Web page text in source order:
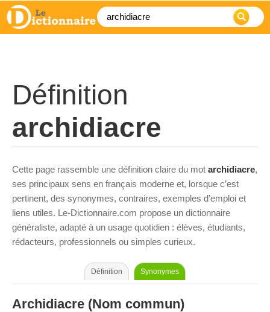
Définition
archidiacre
Cette page rassemble une définition claire du mot archidiacre,
ses principaux sens en français moderne et, lorsque c’est
pertinent, des synonymes, contraires, exemples d’emploi et
liens utiles. Le-Dictionnaire.com propose un dictionnaire
généraliste, adapté à un usage quotidien : élèves, étudiants,
rédacteurs, professionnels ou simples curieux.
Définition Synonymes
Archidiacre (Nom commun)